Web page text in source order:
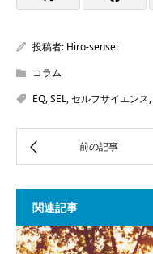
投稿者: Hiro-sensei
コラム
EQ,SEL,セルフサイエンス,
関連記事